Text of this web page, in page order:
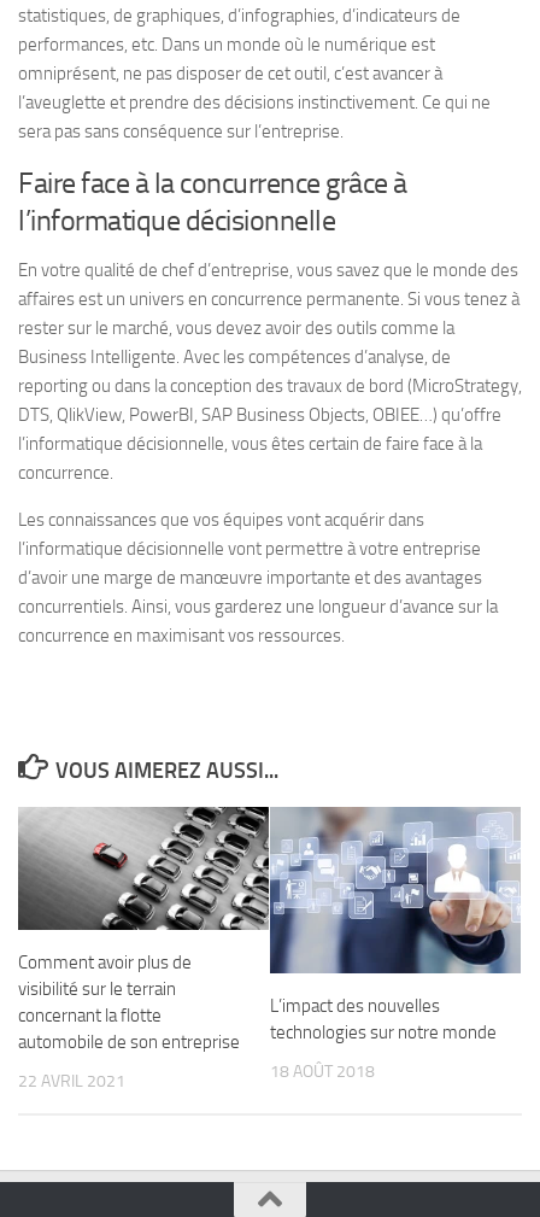
statistiques, de graphiques, d’infographies, d’indicateurs de
performances, etc. Dans un monde où le numérique est
omniprésent, ne pas disposer de cet outil, c’est avancer à
l’aveuglette et prendre des décisions instinctivement. Ce qui ne
sera pas sans conséquence sur l’entreprise.
Faire face à la concurrence grâce à
l’informatique décisionnelle
En votre qualité de chef d’entreprise, vous savez que le monde des
affaires est un univers en concurrence permanente. Si vous tenez à
rester sur le marché, vous devez avoir des outils comme la
Business Intelligente. Avec les compétences d’analyse, de
reporting ou dans la conception des travaux de bord (MicroStrategy,
DTS, QlikView, PowerBI, SAP Business Objects, OBIEE…) qu’offre
l’informatique décisionnelle, vous êtes certain de faire face à la
concurrence.
Les connaissances que vos équipes vont acquérir dans
l’informatique décisionnelle vont permettre à votre entreprise
d’avoir une marge de manœuvre importante et des avantages
concurrentiels. Ainsi, vous garderez une longueur d’avance sur la
concurrence en maximisant vos ressources.
VOUS AIMEREZ AUSSI...
Comment avoir plus de
visibilité sur le terrain
concernant la flotte
automobile de son entreprise
22 AVRIL 2021
L’impact des nouvelles
technologies sur notre monde
18 AOÛT 2018